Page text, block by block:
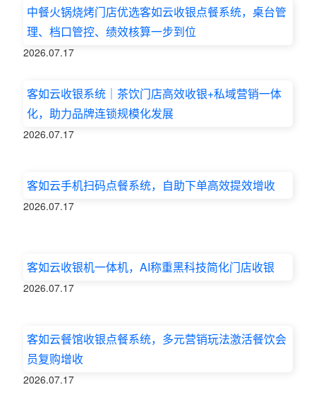
中餐火锅烧烤门店优选客如云收银点餐系统，桌台管
理、档口管控、绩效核算一步到位
2026.07.17
客如云收银系统｜茶饮门店高效收银+私域营销一体
化，助力品牌连锁规模化发展
2026.07.17
客如云手机扫码点餐系统，自助下单高效提效增收
2026.07.17
客如云收银机一体机，AI称重黑科技简化门店收银
2026.07.17
客如云餐馆收银点餐系统，多元营销玩法激活餐饮会
员复购增收
2026.07.17